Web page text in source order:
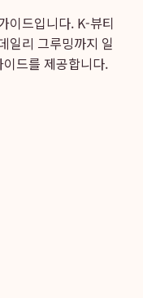
이드입니다. K-뷰티
일리 그루밍까지 일
드를 제공합니다.